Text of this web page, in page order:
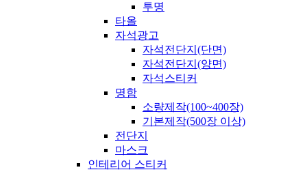
투명
타올
자석광고
자석전단지(단면)
자석전단지(양면)
자석스티커
명함
소량제작(100~400장)
기본제작(500장 이상)
전단지
마스크
인테리어 스티커